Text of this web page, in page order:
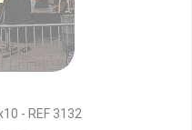
- REF 3132